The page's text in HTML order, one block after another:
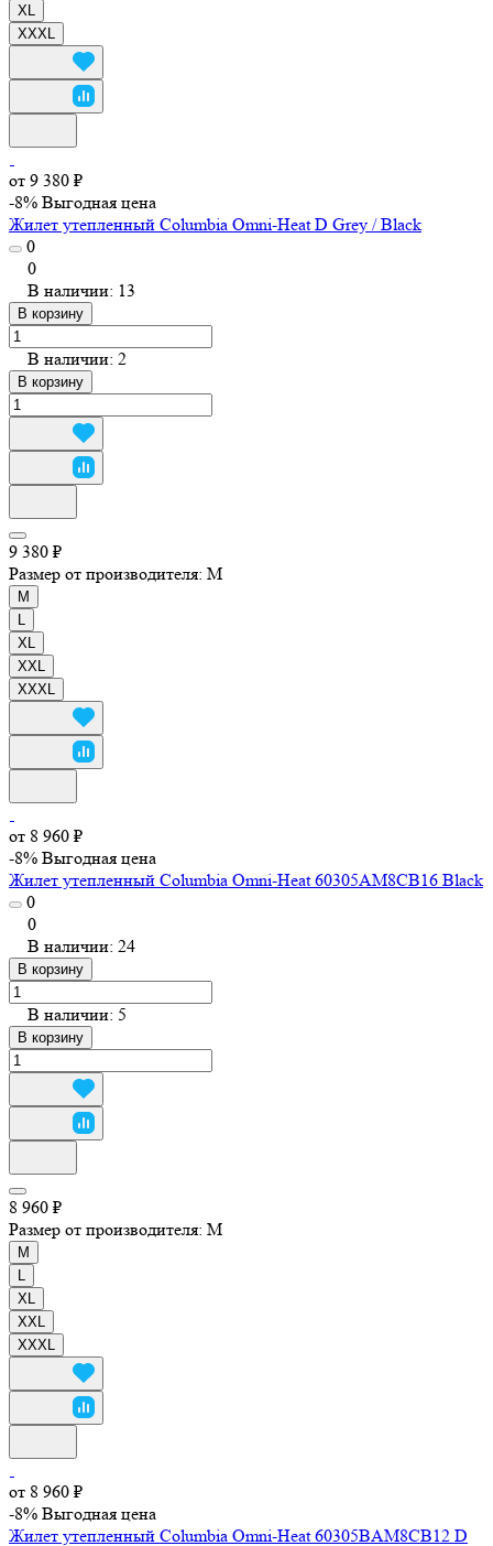
XL
XXXL
от 9 380 ₽
-8% Выгодная цена
Жилет утепленный Columbia Omni-Heat D Grey / Black
0
0
В наличии: 13
В корзину
В наличии: 2
В корзину
9 380 ₽
Размер от производителя: M
M
XL
XXL
XXXL
от 8 960 ₽
-8% Выгодная цена
Жилет утепленный Columbia Omni-Heat 60305AM8CB16 Black
0
0
В наличии: 24
В корзину
В наличии: 5
В корзину
8 960 ₽
Размер от производителя: M
M
XL
XXL
XXXL
от 8 960 ₽
-8% Выгодная цена
Жилет утепленный Columbia Omni-Heat 60305BAM8CB12 D